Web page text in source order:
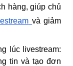
hàng, giúp chủ
và giảm
lúc livestream:
tin và tạo đơn